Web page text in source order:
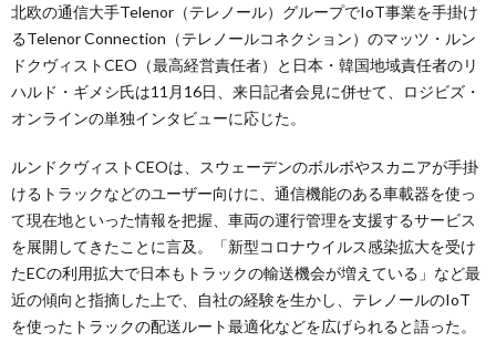
北欧の通信大手Telenor（テレノール）グループでIoT事業を手掛け
るTelenor Connection（テレノールコネクション）のマッツ・ルン
ドクヴィストCEO（最高経営責任者）と日本・韓国地域責任者のリ
ハルド・ギメシ氏は11月16日、来日記者会見に併せて、ロジビズ・
オンラインの単独インタビューに応じた。
ルンドクヴィストCEOは、スウェーデンのボルボやスカニアが手掛
けるトラックなどのユーザー向けに、通信機能のある車載器を使っ
て現在地といった情報を把握、車両の運行管理を支援するサービス
を展開してきたことに言及。「新型コロナウイルス感染拡大を受け
たECの利用拡大で日本もトラックの輸送機会が増えている」など最
近の傾向と指摘した上で、自社の経験を生かし、テレノールのIoT
を使ったトラックの配送ルート最適化などを広げられると語った。